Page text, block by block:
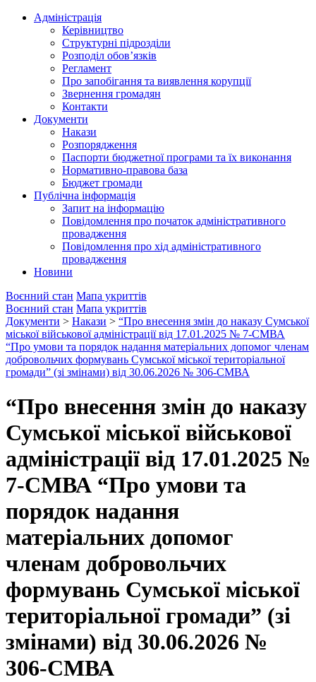
Адміністрація
Керівництво
Структурні підрозділи
Розподіл обов’язків
Регламент
Про запобігання та виявлення корупції
Звернення громадян
Контакти
Документи
Накази
Розпорядження
Паспорти бюджетної програми та їх виконання
Нормативно-правова база
Бюджет громади
Публічна інформація
Запит на інформацію
Повідомлення про початок адміністративного
провадження
Повідомлення про хід адміністративного
провадження
Новини
Воєнний стан Мапа укриттів
Воєнний стан Мапа укриттів
Документи > Накази > “Про внесення змін до наказу Сумської
міської військової адміністрації від 17.01.2025 № 7-СМВА
“Про умови та порядок надання матеріальних допомог членам
добровольчих формувань Сумської міської територіальної
громади” (зі змінами) від 30.06.2026 № 306-СМВА
“Про внесення змін до наказу
Сумської міської військової
адміністрації від 17.01.2025 №
7-СМВА “Про умови та
порядок надання
матеріальних допомог
членам добровольчих
формувань Сумської міської
територіальної громади” (зі
змінами) від 30.06.2026 №
306-СМВА